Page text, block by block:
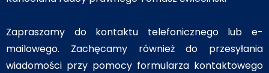
Zapraszamy do kontaktu telefonicznego lub e-
mailowego. Zachęcamy również do przesyłania
wiadomości przy pomocy formularza kontaktowego